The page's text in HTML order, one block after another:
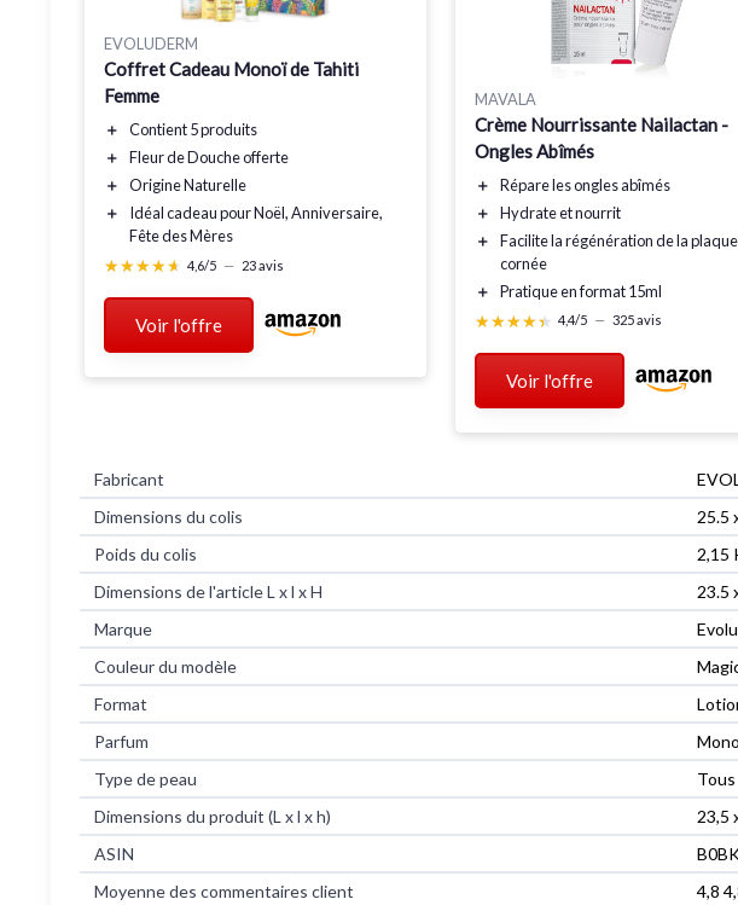
EVOLUDERM
Coffret Cadeau Monoï de Tahiti
Femme
＋ Contient5 produits
＋
Fleur de Douche offerte
＋
Origine Naturelle
＋
Idéal cadeaupour Noël, Anniversaire,
Fête des Mères
★★★★★
★★★★★ 4,6/5 — 23 avis
Voir l'offre
MAVALA
Crème Nourrissante Nailactan -
Ongles Abîmés
＋ Répareles ongles abîmés
＋
Hydrateet nourrit
＋
Facilitela régénération de la plaque
cornée
＋
Pratiqueen format 15ml
★★★★★
★★★★★ 4,4/5 — 325 avis
Voir l'offre
Fabricant
Dimensions du colis
‎25.5
Poids du colis
‎2,15
Dimensions de l'article L x l x H
‎23.5
Marque
Couleur du modèle
Format
Parfum
Type de peau
‎Tous
Dimensions du produit (L x l x h)
‎23,5
ASIN
Moyenne des commentaires client
4,8